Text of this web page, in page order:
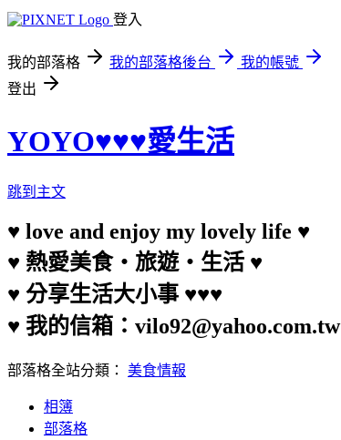
登入
我的部落格 我的部落格後台
我的帳號
登出
YOYO♥♥♥愛生活
跳到主文
♥ love and enjoy my lovely life ♥
♥ 熱愛美食‧旅遊‧生活 ♥
♥ 分享生活大小事 ♥♥♥
♥ 我的信箱：vilo92@yahoo.com.tw
部落格全站分類： 美食情報
相簿
部落格